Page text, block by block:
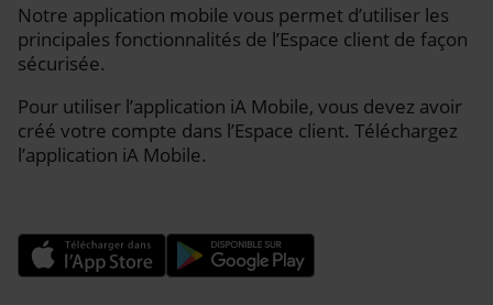
Notre application mobile vous permet d’utiliser les
principales fonctionnalités de l’Espace client de façon
sécurisée.
Pour utiliser l’application iA Mobile, vous devez avoir
créé votre compte dans l’Espace client. Téléchargez
l’application iA Mobile.